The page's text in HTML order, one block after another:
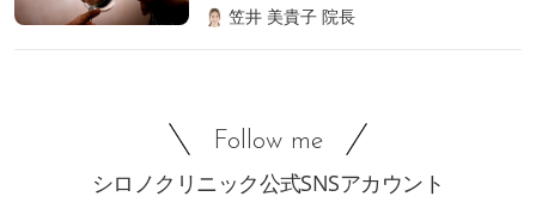
笠井 美貴子 院長
Follow me
シロノクリニック公式SNSアカウント